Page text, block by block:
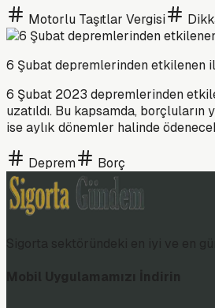
Motorlu Taşıtlar Vergisi
6 Şubat depremlerinden etkilenen
6 Şubat 2023 depremlerinden
uzatıldı. Bu kapsamda,
ise aylık dönemler halinde
Deprem Borç